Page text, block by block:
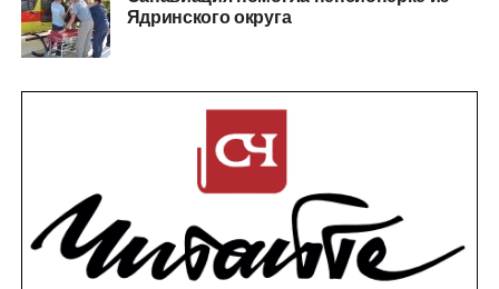
Ядринского округа